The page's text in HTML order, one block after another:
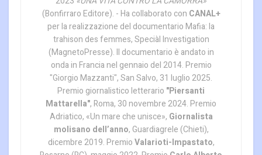
(Bonfirraro Editore). - Ha collaborato con CANAL+
per la realizzazione del documentario Mafia: la
trahison des femmes, Speciàl Investigation
(MagnetoPresse). Il documentario è andato in
onda in Francia nel gennaio del 2014. Premio
"Giorgio Mazzanti", San Salvo, 31 luglio 2025.
Premio giornalistico letterario "Piersanti
Mattarella", Roma, 30 novembre 2024. Premio
Adriatico, «Un mare che unisce», Giornalista
molisano dell’anno, Guardiagrele (Chieti),
dicembre 2019. PremioValarioti-Impastato,